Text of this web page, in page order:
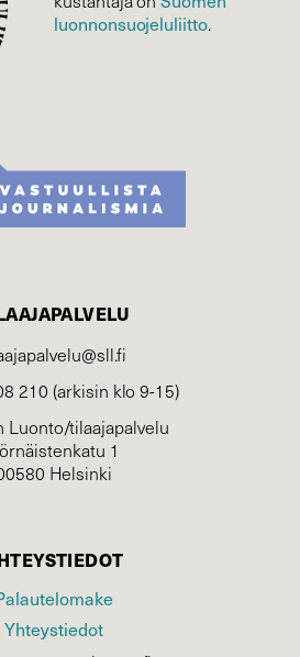
luonnonsuojelu­liitto.
210 (arkisin klo 9-15)
Luonto/tilaajapalvelu
1
Helsinki
Yhteystiedot